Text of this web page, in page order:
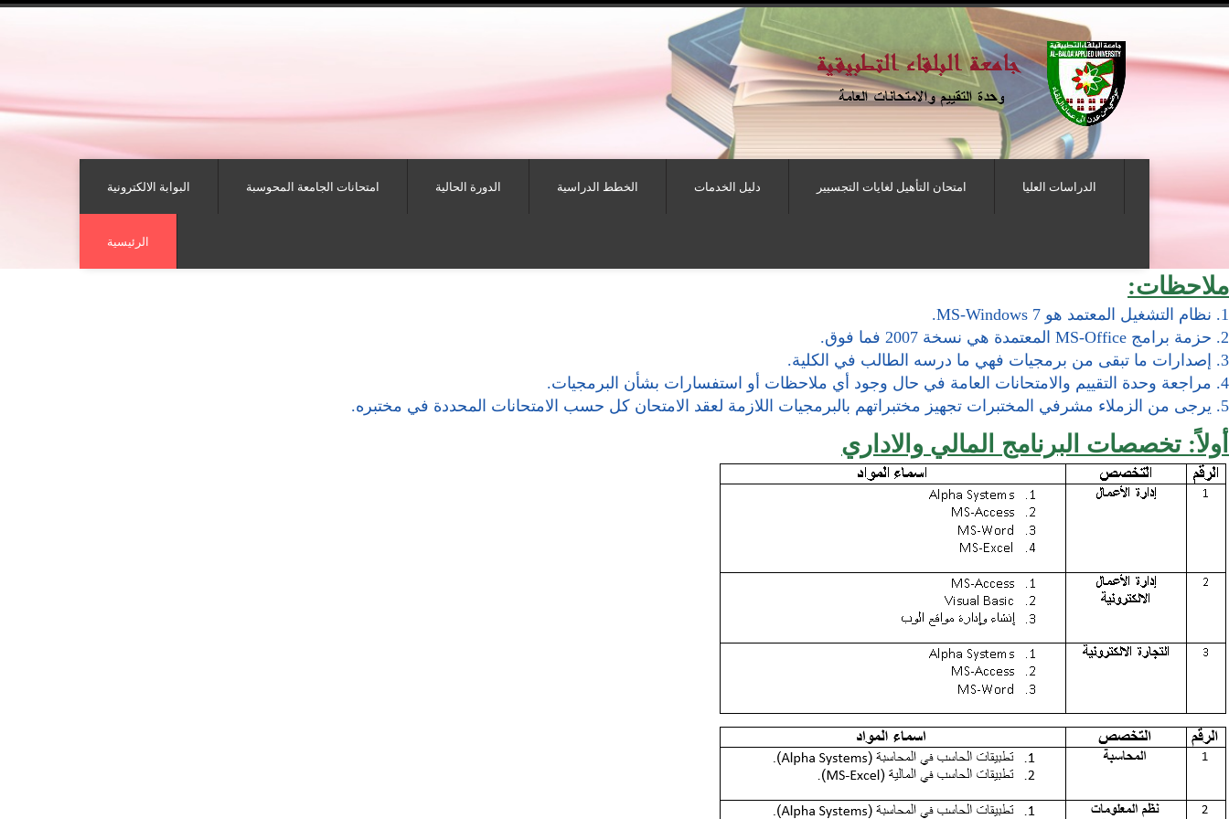
البوابة الالكترونية امتحانات الجامعة المحوسبة الدورة الحالية الخطط الدراسية دليل الخدمات امتحان التأهيل لغايات التجسيير الدراسات العليا
الرئيسية
ملاحظات:
1. نظام التشغيل المعتمد هو MS-Windows 7.
2. حزمة برامج MS-Office المعتمدة هي نسخة 2007 فما فوق.
3. إصدارات ما تبقى من برمجيات فهي ما درسه الطالب في الكلية.
4. مراجعة وحدة التقييم والامتحانات العامة في حال وجود أي ملاحظات أو استفسارات بشأن البرمجيات.
5. يرجى من الزملاء مشرفي المختبرات تجهيز مختبراتهم بالبرمجيات اللازمة لعقد الامتحان كل حسب الامتحانات المحددة في مختبره.
أولاً: تخصصات البرنامج المالي والاداري